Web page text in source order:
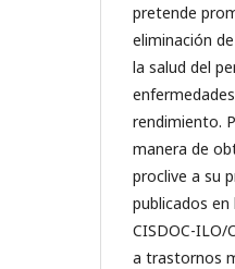
pretende
eliminación
la salud del
rendimiento.
manera de
proclive a su
publicados en
CISDOC-ILO/
a trastornos